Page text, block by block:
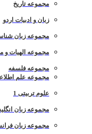
مجموعه تاریخ
زبان و ادبیات اردو
مجموعه زبان
مجموعه الهیات و
مجموعه فلسفه
مجموعه علم
علوم تربیتی 1
مجموعه زبان
مجموعه زبان